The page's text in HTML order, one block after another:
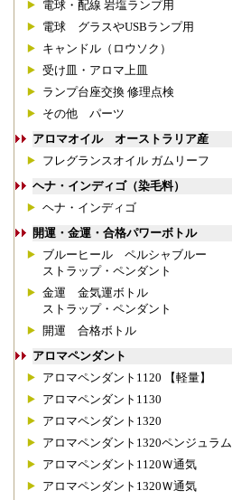
電球・配線 岩塩ランプ用
電球 グラスやUSBランプ用
キャンドル（ロウソク）
受け皿・アロマ上皿
ランプ台座交換 修理点検
その他 パーツ
アロマオイル オーストラリア産
フレグランスオイル ガムリーフ
ヘナ・インディゴ（染毛料）
ヘナ・インディゴ
開運・金運・合格パワーボトル
ブルーヒール ペルシャブルー
ストラップ・ペンダント
金運 金気運ボトル
ストラップ・ペンダント
開運 合格ボトル
アロマペンダント
アロマペンダント1120 【軽量】
アロマペンダント1130
アロマペンダント1320
アロマペンダント1320ペンジュラム
アロマペンダント1120Ｗ通気
アロマペンダント1320Ｗ通気